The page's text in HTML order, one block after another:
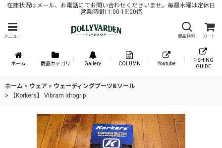
在庫状況はメール、お電話にてお問い合わせくださいませ。毎週木曜は定休日
営業時間11:00-19:00迄
メニュー 商品検索 カート
ホーム 商品カテゴリ Gallery COLUMN Youtube
FISHING
GUIDE
ホーム > ウェア > ウェーディングブーツ&ソール
>
【Korkers】 Vibram Idrogrip